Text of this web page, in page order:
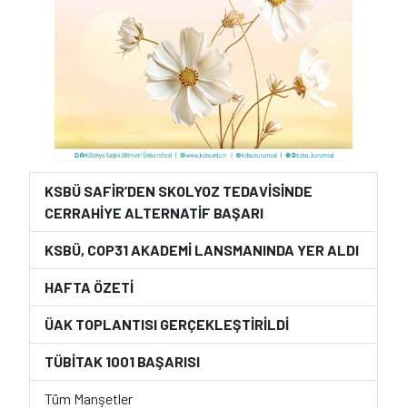
KSBÜ SAFİR’DEN SKOLYOZ TEDAVİSİNDE
CERRAHİYE ALTERNATİF BAŞARI
KSBÜ, COP31 AKADEMİ LANSMANINDA YER ALDI
HAFTA ÖZETİ
ÜAK TOPLANTISI GERÇEKLEŞTİRİLDİ
TÜBİTAK 1001 BAŞARISI
Tüm Manşetler